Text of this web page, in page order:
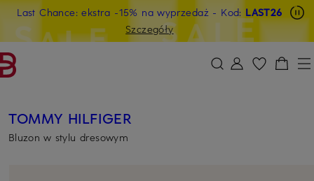
PRZEJDŹ DO GŁÓWNEJ TREŚCI PRZEJDŹ DO WYSZUKIWANIA
Last Chance: ekstra -15% na wyprzedaż - Kod: LAST26
Szczegóły
TOMMY HILFIGER
Bluzon w stylu dresowym